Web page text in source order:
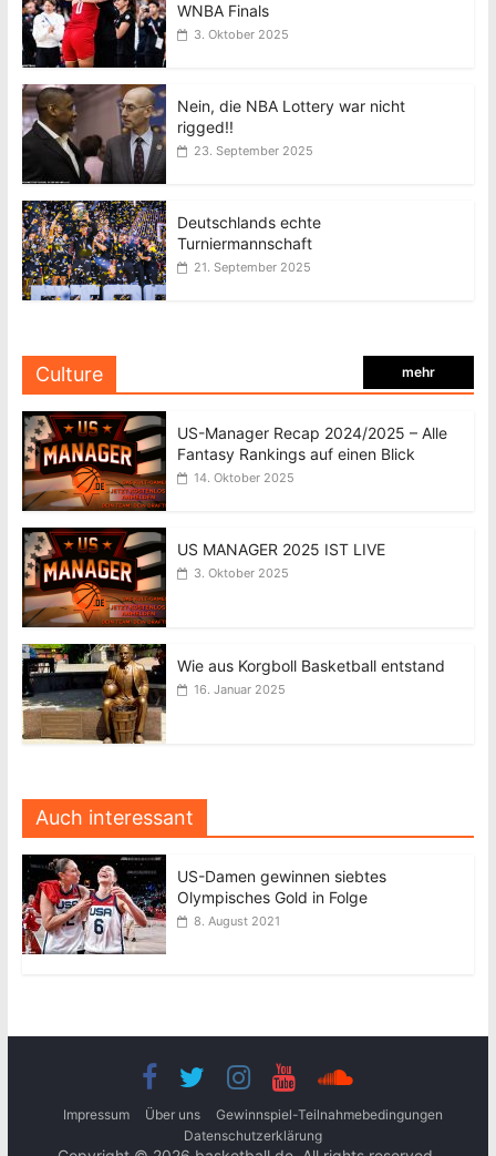
WNBA Finals
3. Oktober 2025
Nein, die NBA Lottery war nicht
rigged!!
23. September 2025
Deutschlands echte
Turniermannschaft
21. September 2025
Culture mehr
US-Manager Recap 2024/2025 – Alle
Fantasy Rankings auf einen Blick
14. Oktober 2025
US MANAGER 2025 IST LIVE
3. Oktober 2025
Wie aus Korgboll Basketball entstand
16. Januar 2025
Auch interessant
US-Damen gewinnen siebtes
Olympisches Gold in Folge
8. August 2021
Impressum Über uns
Gewinnspiel-Teilnahmebedingungen
Datenschutzerklärung